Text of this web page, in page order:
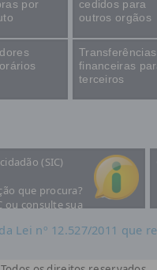
por
cedidos para
outros orgãos
Transferências
financeiras
terceiros
(SIC)
que procura?
ou consulte sua
Lei nº 12.527/2011 que